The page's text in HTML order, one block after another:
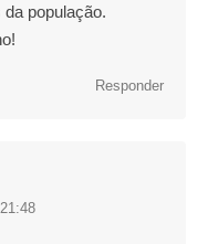
população.
Responder